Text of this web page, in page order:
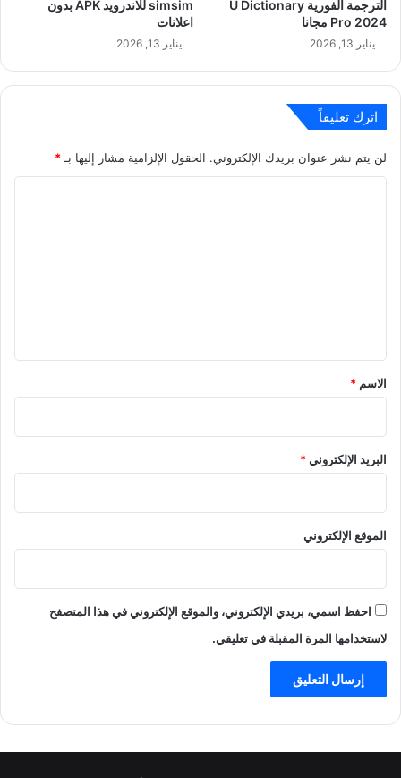
الترجمة الفورية U Dictionary
Pro 2024 مجانا
يناير 13, 2026
simsim للاندرويد APK بدون
اعلانات
يناير 13, 2026
اترك تعليقاً
لن يتم نشر عنوان بريدك الإلكتروني. الحقول الإلزامية مشار إليها بـ *
*
الاسم *
البريد الإلكتروني*
الموقع الإلكتروني
احفظ اسمي، بريدي الإلكتروني، والموقع الإلكتروني في هذا المتصفح
لاستخدامها المرة المقبلة في تعليقي.